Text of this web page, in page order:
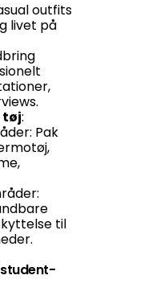
outfits
livet på
tøj:
Pak
til